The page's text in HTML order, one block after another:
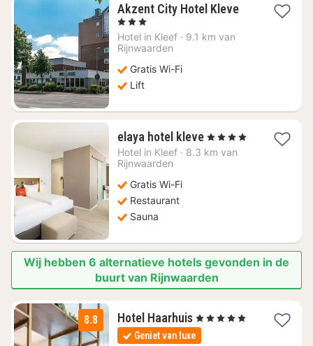
Akzent City Hotel Kleve1
, 3 Sterren
Hotel in Kleef · 9.1 km van
Rijnwaarden
Gratis Wi-Fi
Lift
elaya hotel kleve1
nacht
, 4 Sterren
Hotel in Kleef · 8.3 km van
Rijnwaarden
Gratis Wi-Fi
Restaurant
Sauna
Wij hebben 6 alternatieve hotels gevonden in de
buurt van Rijnwaarden
8.8 Hotel Haarhuis1
nacht
vanaf
, 5 Sterren
Geniet van luxe